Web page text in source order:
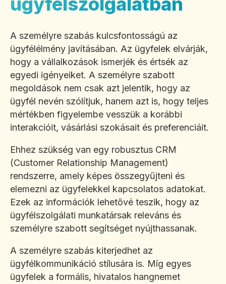
A személyre szabás kulcsfontosságú az
ügyfélélmény javításában. Az ügyfelek elvárják,
hogy a vállalkozások ismerjék és értsék az
egyedi igényeiket. A személyre szabott
megoldások nem csak azt jelentik, hogy az
ügyfél nevén szólítjuk, hanem azt is, hogy teljes
mértékben figyelembe vesszük a korábbi
interakcióit, vásárlási szokásait és preferenciáit.
Ehhez szükség van egy robusztus CRM
(Customer Relationship Management)
rendszerre, amely képes összegyűjteni és
elemezni az ügyfelekkel kapcsolatos adatokat.
Ezek az információk lehetővé teszik, hogy az
ügyfélszolgálati munkatársak releváns és
személyre szabott segítséget nyújthassanak.
A személyre szabás kiterjedhet az
ügyfélkommunikáció stílusára is. Míg egyes
ügyfelek a formális, hivatalos hangnemet